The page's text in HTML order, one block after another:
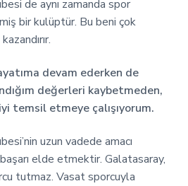
de aynı zamanda spor
bir kulüptür. Bu beni çok
devam ederken de
değerleri kaybetmeden,
temsil etmeye çalışıyorum.
uzun vadede amacı
elde etmektir. Galatasaray,
tutmaz. Vasat sporcuyla